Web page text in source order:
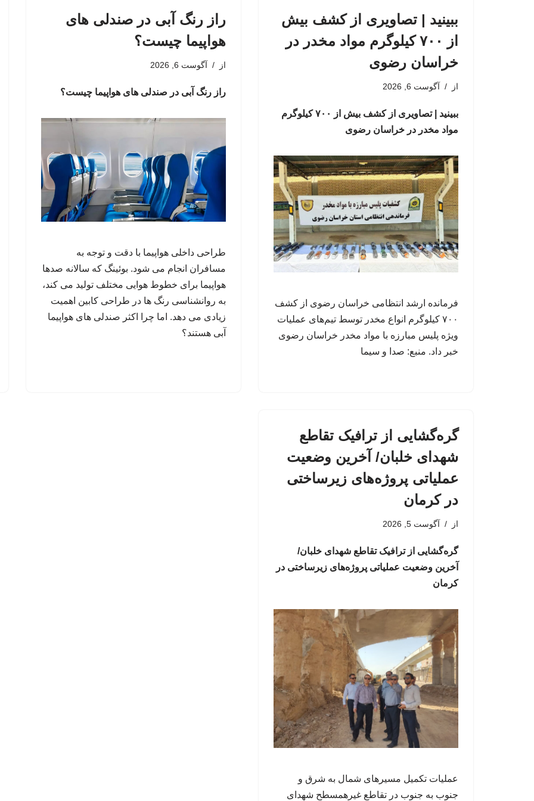
ببینید | تصاویری از کشف بیش
از ۷۰۰ کیلوگرم مواد مخدر در
خراسان رضوی
از آگوست 6, 2026
ببینید | تصاویری از کشف بیش از ۷۰۰ کیلوگرم
مواد مخدر در خراسان رضوی
فرمانده ارشد انتظامی خراسان رضوی از کشف
۷۰۰ کیلوگرم انواع مخدر توسط تیم‌های عملیات
ویژه پلیس مبارزه با مواد مخدر خراسان رضوی
خبر داد. منبع: صدا و سیما
راز رنگ آبی در صندلی های
هواپیما چیست؟
از آگوست 6, 2026
راز رنگ آبی در صندلی های هواپیما چیست؟
طراحی داخلی هواپیما با دقت و توجه به
مسافران انجام می شود. بوئینگ که سالانه صدها
هواپیما برای خطوط هوایی مختلف تولید می کند،
به روانشناسی رنگ ها در طراحی کابین اهمیت
زیادی می دهد. اما چرا اکثر صندلی های هواپیما
آبی هستند؟
گره‌گشایی از ترافیک تقاطع
شهدای خلبان/ آخرین وضعیت
عملیاتی پروژه‌های زیرساختی
در کرمان
از آگوست 5, 2026
گره‌گشایی از ترافیک تقاطع شهدای خلبان/
آخرین وضعیت عملیاتی پروژه‌های زیرساختی در
کرمان
عملیات تکمیل مسیرهای شمال به شرق و
جنوب به جنوب در تقاطع غیرهمسطح شهدای